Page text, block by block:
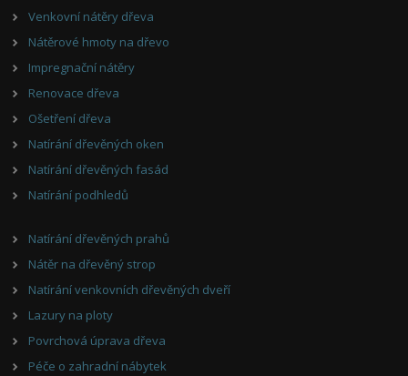
Venkovní nátěry dřeva
Nátěrové hmoty na dřevo
Impregnační nátěry
Renovace dřeva
Ošetření dřeva
Natírání dřevěných oken
Natírání dřevěných fasád
Natírání podhledů
Natírání dřevěných prahů
Nátěr na dřevěný strop
Natírání venkovních dřevěných dveří
Lazury na ploty
Povrchová úprava dřeva
Péče o zahradní nábytek